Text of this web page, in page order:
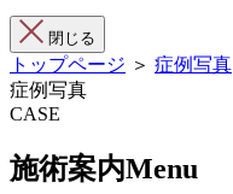
閉じる
トップページ ＞ 症例写真
症例写真
CASE
施術案内Menu